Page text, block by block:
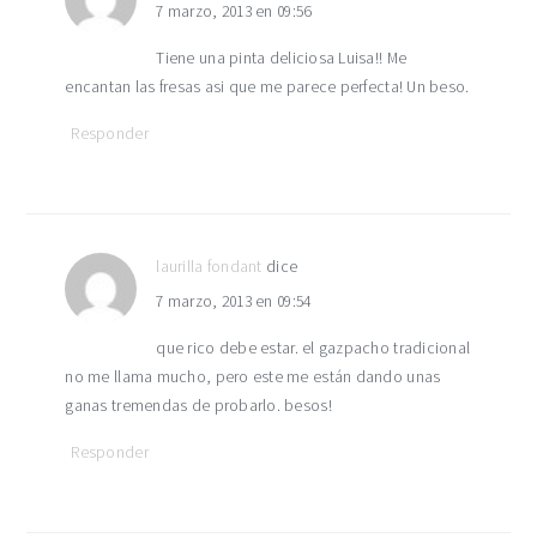
7 marzo, 2013 en 09:56
Tiene una pinta deliciosa Luisa!! Me
encantan las fresas asi que me parece perfecta! Un beso.
Responder
laurilla fondant dice
7 marzo, 2013 en 09:54
que rico debe estar. el gazpacho tradicional
no me llama mucho, pero este me están dando unas
ganas tremendas de probarlo. besos!
Responder